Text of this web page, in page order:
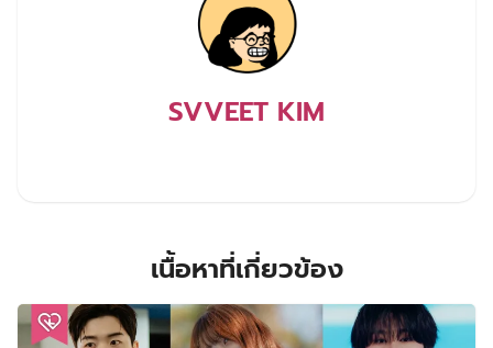
SVVEET KIM
เนื้อหาที่เกี่ยวข้อง